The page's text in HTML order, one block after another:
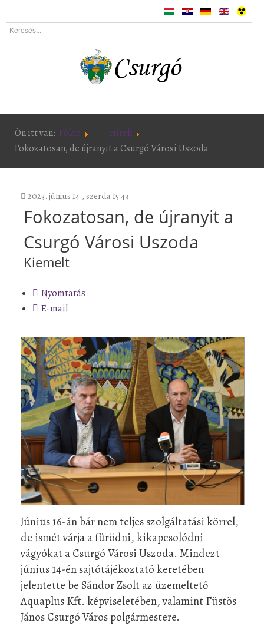
Ön itt van: Főlap
Hírek
Fokozatosan, de újranyit a Csurgó Városi Uszoda
2023. június 14., szerda 15:43
Fokozatosan, de újranyit a
Csurgó Városi Uszoda
Kiemelt
Nyomtatás
E-mail
Június 16-án bár nem teljes szolgáltatási körrel,
de ismét várja a fürödni, kikapcsolódni
vágyókat a Csurgó Városi Uszoda. Mindezt
június 14-én sajtótájékoztató keretében
jelentette be Sándor Zsolt az üzemeltető
Aquaplus Kft. képviseletében, valamint Füstös
János Csurgó Város polgármestere.